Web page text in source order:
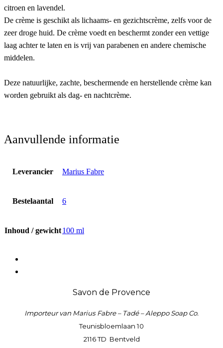
citroen en lavendel.
De crème is geschikt als lichaams- en gezichtscrème, zelfs voor de
zeer droge huid. De crème voedt en beschermt zonder een vettige
laag achter te laten en is vrij van parabenen en andere chemische
middelen.
Deze natuurlijke, zachte, beschermende en herstellende crème kan
worden gebruikt als dag- en nachtcrème.
Aanvullende informatie
Leverancier Marius Fabre
Bestelaantal 6
Inhoud / gewicht100 ml
Savon de Provence
Importeur van Marius Fabre – Tadé – Aleppo Soap Co.
Teunisbloemlaan10
2116 TD Bentveld